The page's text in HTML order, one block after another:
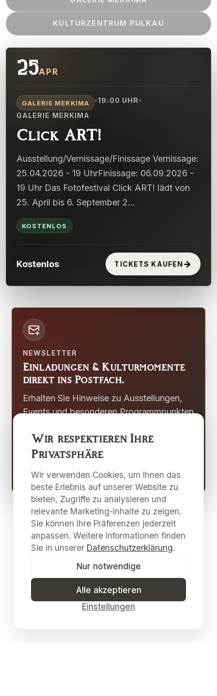
Wir respektieren Ihre
Privatsphäre
Wir verwenden Cookies, um Ihnen das
beste Erlebnis auf unserer Website zu
bieten, Zugriffe zu analysieren und
relevante Marketing-Inhalte zu zeigen.
Sie können Ihre Präferenzen jederzeit
anpassen. Weitere Informationen finden
Sie in unserer Datenschutzerklärung.
Einstellungen
Nur notwendige
Alle akzeptieren
KULTURZENTRUM PULKAU
25APR
GALERIE MERKIMA •19:00 UHR•
GALERIE MERKIMA
Click ART!
Ausstellung/Vernissage/Finissage Vernissage:
25.04.2026 - 19 UhrFinissage: 06.09.2026 -
19 Uhr Das Fotofestival Click ART! lädt von
25. April bis 6. September 2...
KOSTENLOS
Kostenlos TICKETS KAUFEN →
NEWSLETTER
Einladungen & Kulturmomente
direkt ins Postfach.
Erhalten Sie Hinweise zu Ausstellungen,
Events und besonderen Programmpunkten
Kulturzentrums Pulkau.